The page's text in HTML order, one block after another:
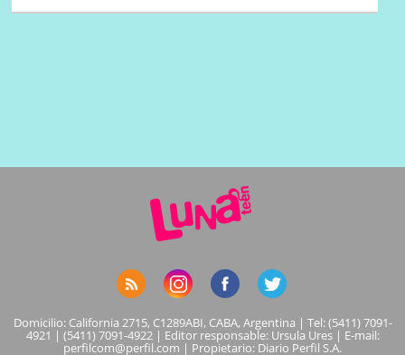
Domicilio: California 2715, C1289ABI, CABA, Argentina | Tel: (5411) 7091-
4921 | (5411) 7091-4922 | Editor responsable: Ursula Ures | E-mail:
perfilcom@perfil.com | Propietario: Diario Perfil S.A.